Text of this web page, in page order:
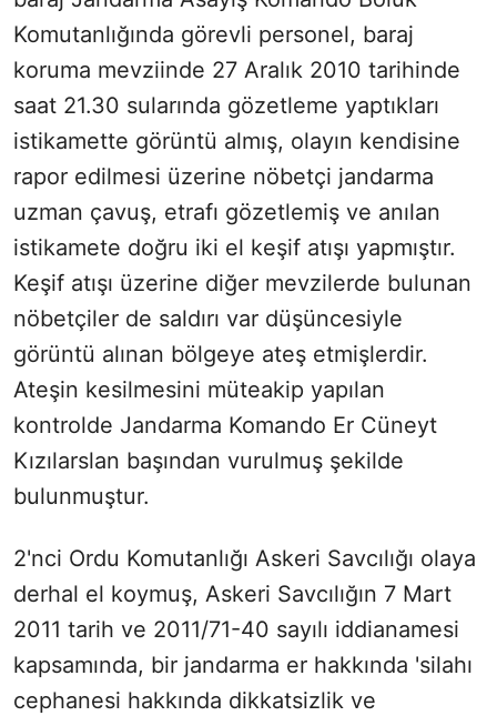
Komutanlığında görevli personel, baraj
koruma mevziinde 27 Aralık 2010 tarihinde
saat 21.30 sularında gözetleme yaptıkları
istikamette görüntü almış, olayın kendisine
rapor edilmesi üzerine nöbetçi jandarma
uzman çavuş, etrafı gözetlemiş ve anılan
istikamete doğru iki el keşif atışı yapmıştır.
Keşif atışı üzerine diğer mevzilerde bulunan
nöbetçiler de saldırı var düşüncesiyle
görüntü alınan bölgeye ateş etmişlerdir.
Ateşin kesilmesini müteakip yapılan
kontrolde Jandarma Komando Er Cüneyt
Kızılarslan başından vurulmuş şekilde
bulunmuştur.
2'nci Ordu Komutanlığı Askeri Savcılığı olaya
derhal el koymuş, Askeri Savcılığın 7 Mart
2011 tarih ve 2011/71-40 sayılı iddianamesi
kapsamında, bir jandarma er hakkında 'silahı
cephanesi hakkında dikkatsizlik ve